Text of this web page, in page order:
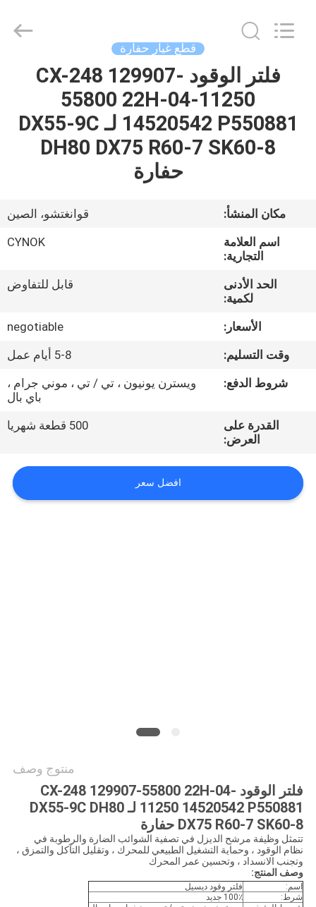
منزل،
منتجات
مراقبة
الجودة
اتصل
أخبار
قطع غيار حفارة
فلتر الوقود CX-248 129907-
55800 22H-04-11250
14520542 P550881 لـ DX55-9C
DH80 DX75 R60-7 SK60-8
حفارة
مكان المنشأ:
قوانغتشو، الصين
اسم العلامة
التجارية:
CYNOK
الحد الأدنى
لكمية:
قابل للتفاوض
الأسعار:
negotiable
وقت التسليم:
5-8 أيام عمل
شروط الدفع:
ويسترن يونيون ، تي / تي ، موني جرام ،
باي بال
القدرة على
العرض:
500 قطعة شهريا
افضل سعر
منتوج وصف
فلتر الوقود CX-248 129907-55800 22H-04-
11250 14520542 P550881 لـ DX55-9C DH80
DX75 R60-7 SK60-8 حفارة
تتمثل وظيفة مرشح الديزل في تصفية الشوائب الضارة والرطوبة في
نظام الوقود ، وحماية التشغيل الطبيعي للمحرك ، وتقليل التآكل والتمزق ،
وتجنب الانسداد ، وتحسين عمر المحرك
وصف المنتج:
اسم:
فلتر وقود ديسيل
شرط:
100٪ جديد